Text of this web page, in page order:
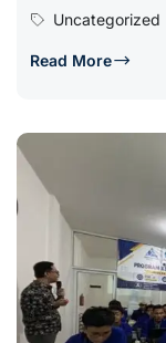
Uncategorized
Read More